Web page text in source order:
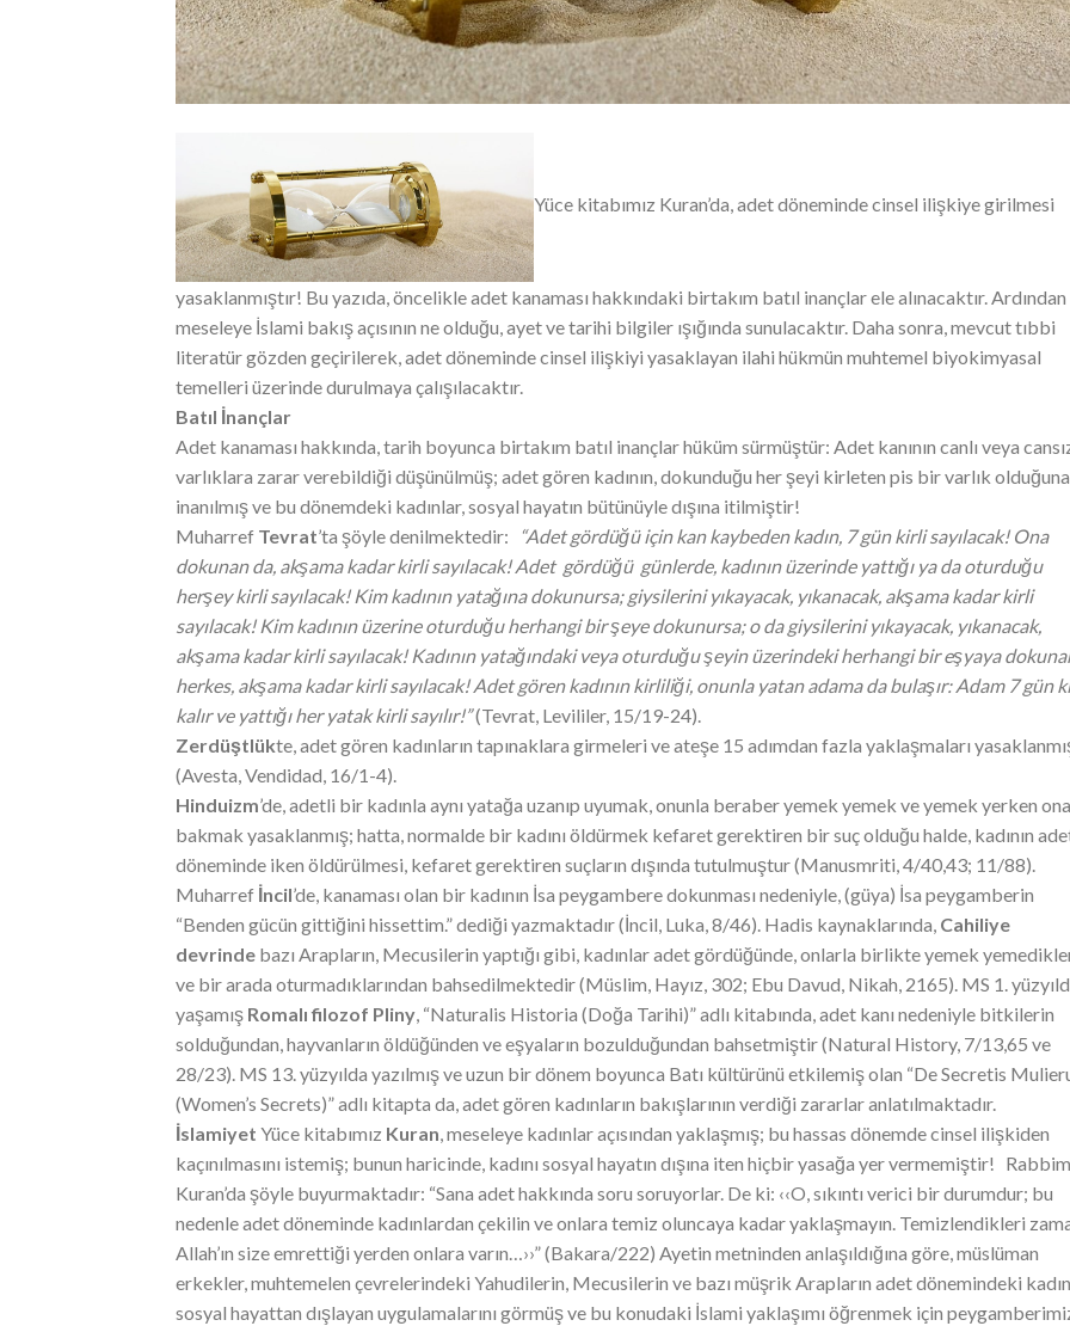
Yüce kitabımız Kuran’da, adet döneminde cinsel ilişkiye girilmesi
yasaklanmıştır! Bu yazıda, öncelikle adet kanaması hakkındaki birtakım batıl inançlar ele alınacaktır. Ardından
meseleye İslami bakış açısının ne olduğu, ayet ve tarihi bilgiler ışığında sunulacaktır. Daha sonra, mevcut tıbbi
literatür gözden geçirilerek, adet döneminde cinsel ilişkiyi yasaklayan ilahi hükmün muhtemel biyokimyasal
temelleri üzerinde durulmaya çalışılacaktır.
Batıl İnançlar
Adet kanaması hakkında, tarih boyunca birtakım batıl inançlar hüküm sürmüştür: Adet kanının canlı veya
varlıklara zarar verebildiği düşünülmüş; adet gören kadının, dokunduğu her şeyi kirleten pis bir varlık olduğuna
inanılmış ve bu dönemdeki kadınlar, sosyal hayatın bütünüyle dışına itilmiştir!
Muharref Tevrat’ta şöyle denilmektedir: “Adet gördüğü için kan kaybeden kadın, 7 gün kirli sayılacak! Ona
dokunan da, akşama kadar kirli sayılacak! Adet gördüğü günlerde, kadının üzerinde yattığı ya da oturduğu
herşey kirli sayılacak! Kim kadının yatağına dokunursa; giysilerini yıkayacak, yıkanacak, akşama kadar kirli
sayılacak! Kim kadının üzerine oturduğu herhangi bir şeye dokunursa; o da giysilerini yıkayacak, yıkanacak,
akşama kadar kirli sayılacak! Kadının yatağındaki veya oturduğu şeyin üzerindeki herhangi bir eşyaya
herkes, akşama kadar kirli sayılacak! Adet gören kadının kirliliği, onunla yatan adama da bulaşır: Adam 7 gün
kalır ve yattığı her yatak kirli sayılır!”(Tevrat, Levililer, 15/19-24).
Zerdüştlükte, adet gören kadınların tapınaklara girmeleri ve ateşe 15 adımdan fazla yaklaşmaları
(Avesta, Vendidad, 16/1-4).
Hinduizm’de, adetli bir kadınla aynı yatağa uzanıp uyumak, onunla beraber yemek yemek ve yemek yerken ona
bakmak yasaklanmış; hatta, normalde bir kadını öldürmek kefaret gerektiren bir suç olduğu halde, kadının
döneminde iken öldürülmesi, kefaret gerektiren suçların dışında tutulmuştur (Manusmriti, 4/40,43; 11/88).
Muharref İncil’de, kanaması olan bir kadının İsa peygambere dokunması nedeniyle, (güya) İsa peygamberin
“Benden gücün gittiğini hissettim.” dediği yazmaktadır (İncil, Luka, 8/46). Hadis kaynaklarında, Cahiliye
devrinde bazı Arapların, Mecusilerin yaptığı gibi, kadınlar adet gördüğünde, onlarla birlikte yemek
ve bir arada oturmadıklarından bahsedilmektedir (Müslim, Hayız, 302; Ebu Davud, Nikah, 2165). MS 1.
yaşamış Romalı filozof Pliny, “Naturalis Historia (Doğa Tarihi)” adlı kitabında, adet kanı nedeniyle bitkilerin
solduğundan, hayvanların öldüğünden ve eşyaların bozulduğundan bahsetmiştir (Natural History, 7/13,65 ve
28/23). MS 13. yüzyılda yazılmış ve uzun bir dönem boyunca Batı kültürünü etkilemiş olan “De Secretis
(Women’s Secrets)” adlı kitapta da, adet gören kadınların bakışlarının verdiği zararlar anlatılmaktadır.
İslamiyet Yüce kitabımız Kuran, meseleye kadınlar açısından yaklaşmış; bu hassas dönemde cinsel ilişkiden
kaçınılmasını istemiş; bunun haricinde, kadını sosyal hayatın dışına iten hiçbir yasağa yer vermemiştir!
Kuran’da şöyle buyurmaktadır: “Sana adet hakkında soru soruyorlar. De ki: ‹‹O, sıkıntı verici bir durumdur; bu
nedenle adet döneminde kadınlardan çekilin ve onlara temiz oluncaya kadar yaklaşmayın. Temizlendikleri
Allah’ın size emrettiği yerden onlara varın…››” (Bakara/222) Ayetin metninden anlaşıldığına göre, müslüman
erkekler, muhtemelen çevrelerindeki Yahudilerin, Mecusilerin ve bazı müşrik Arapların adet dönemindeki
sosyal hayattan dışlayan uygulamalarını görmüş ve bu konudaki İslami yaklaşımı öğrenmek için